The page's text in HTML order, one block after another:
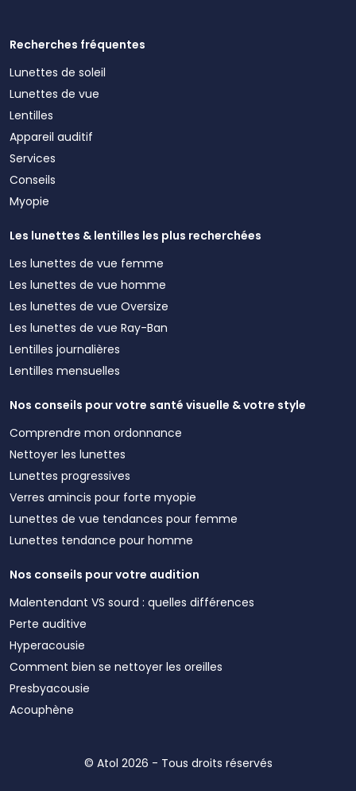
Recherches fréquentes
Lunettes de soleil
Lunettes de vue
Lentilles
Appareil auditif
Services
Conseils
Myopie
Les lunettes & lentilles les plus recherchées
Les lunettes de vue femme
Les lunettes de vue homme
Les lunettes de vue Oversize
Les lunettes de vue Ray-Ban
Lentilles journalières
Lentilles mensuelles
Nos conseils pour votre santé visuelle & votre style
Comprendre mon ordonnance
Nettoyer les lunettes
Lunettes progressives
Verres amincis pour forte myopie
Lunettes de vue tendances pour femme
Lunettes tendance pour homme
Nos conseils pour votre audition
Malentendant VS sourd : quelles différences
Perte auditive
Hyperacousie
Comment bien se nettoyer les oreilles
Presbyacousie
Acouphène
© Atol 2026 - Tous droits réservés